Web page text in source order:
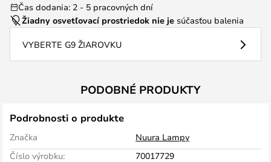
Čas dodania: 2 - 5 pracovných dní
Žiadny osvetľovací prostriedok nie je súčasťou balenia
VYBERTE G9 ŽIAROVKU
PODOBNÉ PRODUKTY
Podrobnosti o produkte
Značka
Nuura Lampy
Číslo výrobku:
70017729